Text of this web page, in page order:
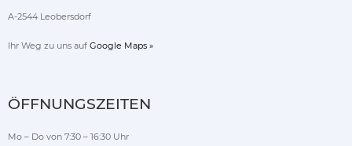
A-2544 Leobersdorf
Ihr Weg zu uns auf Google Maps »
ÖFFNUNGSZEITEN
Mo – Do von 7:30 – 16:30 Uhr